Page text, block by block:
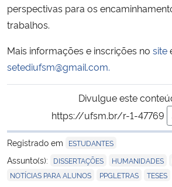
Planalto
perspectivas para os
trabalhos.
Mais informações e inscrições no site
setediufsm@gmail.com.
Divulgue este
https://ufsm.br/r-1-47769
Registrado em
ESTUDANTES
Assunto(s): DISSERTAÇÕES HUMANIDADES
NOTÍCIAS PARA ALUNOS PPGLETRAS TESES